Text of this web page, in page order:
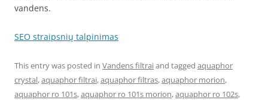
vandens.
SEO straipsnių talpinimas
This entry was posted in Vandens filtraiand tagged aquaphor
crystal,aquaphor filtrai,aquaphor filtras,aquaphor morion,
aquaphor ro 101s,aquaphor ro 101s morion,aquaphor ro 102s,